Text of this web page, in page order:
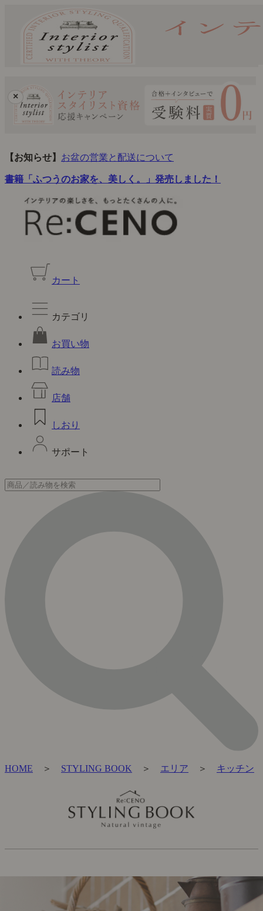
×
【お知らせ】 お盆の営業と配送について
書籍「ふつうのお家を、美しく。」発売しました！
カート
カテゴリ
お買い物
読み物
店舗
しおり
サポート
HOME ＞ STYLING BOOK ＞ エリア ＞ キッチン